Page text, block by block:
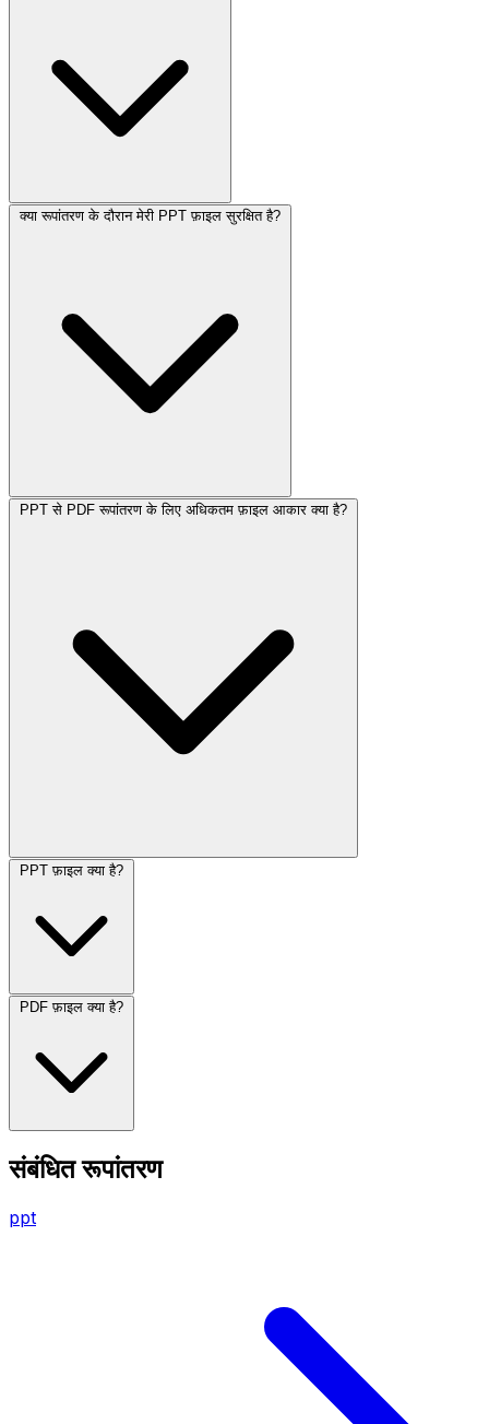
क्या रूपांतरण के दौरान मेरी PPT फ़ाइल सुरक्षित है?
PPT से PDF रूपांतरण के लिए अधिकतम फ़ाइल आकार क्या है?
PPT फ़ाइल क्या है?
PDF फ़ाइल क्या है?
संबंधित रूपांतरण
ppt